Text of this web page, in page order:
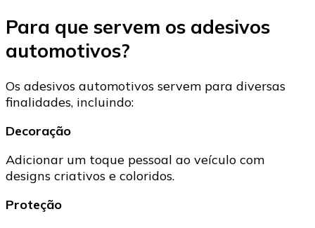
Para que servem os adesivos
automotivos?
Os adesivos automotivos servem para diversas
finalidades, incluindo:
Decoração
Adicionar um toque pessoal ao veículo com
designs criativos e coloridos.
Proteção